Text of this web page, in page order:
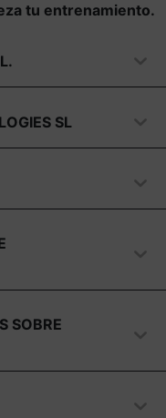
tu entrenamiento.
SL
SOBRE